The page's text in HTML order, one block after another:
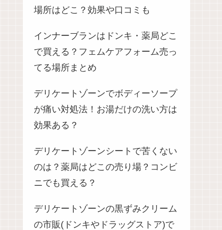
場所はどこ？効果や口コミも
インナーブランはドンキ・薬局どこ
で買える？フェムケアフォーム売っ
てる場所まとめ
デリケートゾーンでボディーソープ
が痛い対処法！お湯だけの洗い方は
効果ある？
デリケートゾーンシートで苦くない
のは？薬局はどこの売り場？コンビ
ニでも買える？
デリケートゾーンの黒ずみクリーム
の市販(ドンキやドラッグストア)で